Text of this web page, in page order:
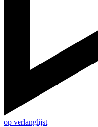
op verlanglijst